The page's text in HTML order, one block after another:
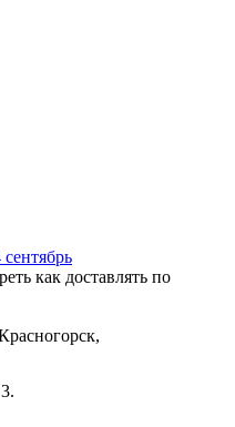
как доставлять по